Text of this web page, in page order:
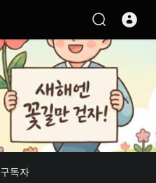
구독자